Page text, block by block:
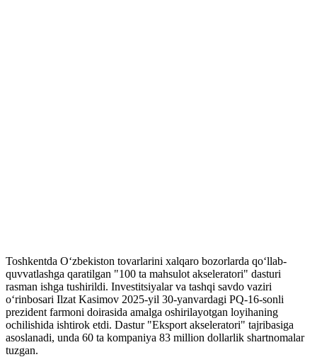
Toshkentda O‘zbekiston tovarlarini xalqaro bozorlarda qo‘llab-
quvvatlashga qaratilgan "100 ta mahsulot akseleratori" dasturi
rasman ishga tushirildi. Investitsiyalar va tashqi savdo vaziri
o‘rinbosari Ilzat Kasimov 2025-yil 30-yanvardagi PQ-16-sonli
prezident farmoni doirasida amalga oshirilayotgan loyihaning
ochilishida ishtirok etdi. Dastur "Eksport akseleratori" tajribasiga
asoslanadi, unda 60 ta kompaniya 83 million dollarlik shartnomalar
tuzgan.